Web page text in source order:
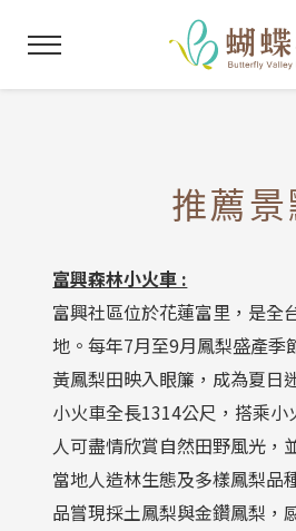
推薦景
富興森林小火車 :
富興社區位於花蓮富里，是全
地。每年7月至9月鳳梨盛產季
黃鳳梨田映入眼簾，成為夏日
小火車全長1314公尺，搭乘小
人可盡情欣賞自然田野風光，
當地人造林生態及多樣鳳梨品
品嘗現採土鳳梨與金鑽鳳梨，